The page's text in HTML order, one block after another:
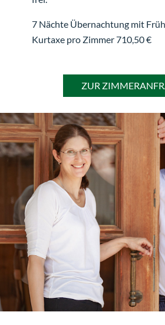
7 Nächte Übernachtung mit
Kurtaxe pro Zimmer 710,50 €
ZUR